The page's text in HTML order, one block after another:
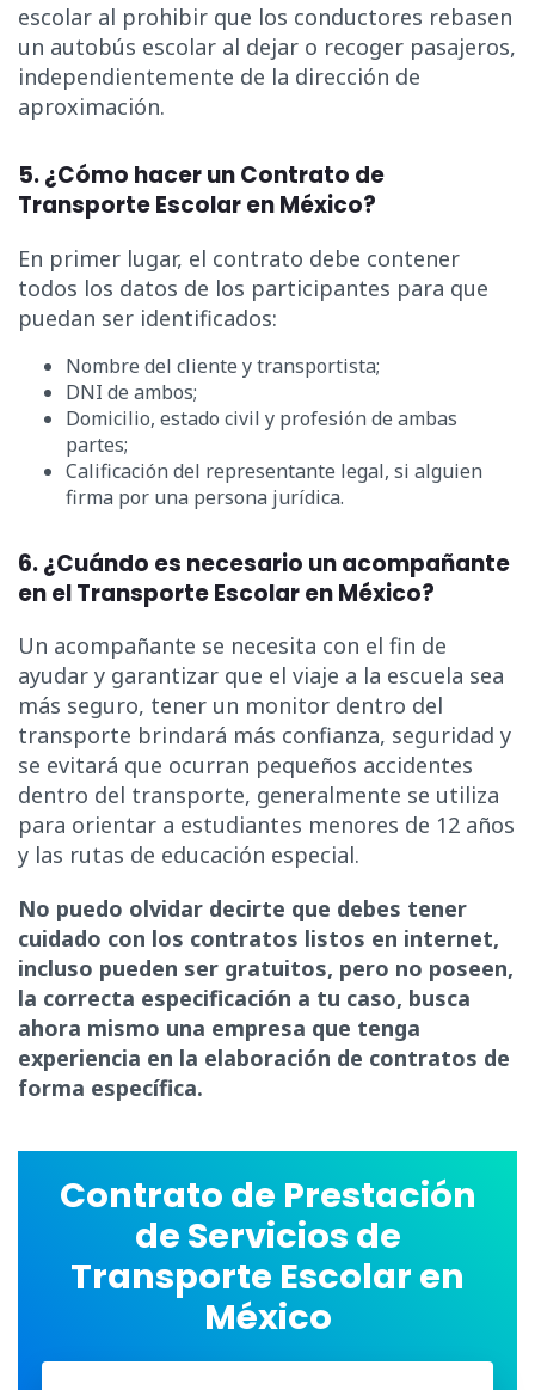
escolar al prohibir que los conductores rebasen
un autobús escolar al dejar o recoger pasajeros,
independientemente de la dirección de
aproximación.
5. ¿Cómo hacer un Contrato de
Transporte Escolar en México?
En primer lugar, el contrato debe contener
todos los datos de los participantes para que
puedan ser identificados:
Nombre del cliente y transportista;
DNI de ambos;
Domicilio, estado civil y profesión de ambas
partes;
Calificación del representante legal, si alguien
firma por una persona jurídica.
6. ¿Cuándo es necesario un acompañante
en el Transporte Escolar en México?
Un acompañante se necesita con el fin de
ayudar y garantizar que el viaje a la escuela sea
más seguro, tener un monitor dentro del
transporte brindará más confianza, seguridad y
se evitará que ocurran pequeños accidentes
dentro del transporte, generalmente se utiliza
para orientar a estudiantes menores de 12 años
y las rutas de educación especial.
No puedo olvidar decirte que debes tener
cuidado con los contratos listos en internet,
incluso pueden ser gratuitos, pero no poseen,
la correcta especificación a tu caso, busca
ahora mismo una empresa que tenga
experiencia en la elaboración de contratos de
forma específica.
Contrato de Prestación
de Servicios de
Transporte Escolar en
México